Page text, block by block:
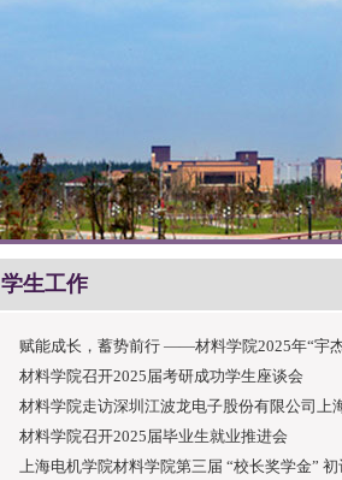
学生工作
赋能成长，蓄势前行 ——材料学院2025年“宇
材料学院召开2025届考研成功学生座谈会
材料学院走访深圳江波龙电子股份有限公司上
材料学院召开2025届毕业生就业推进会
上海电机学院材料学院第三届 “校长奖学金”